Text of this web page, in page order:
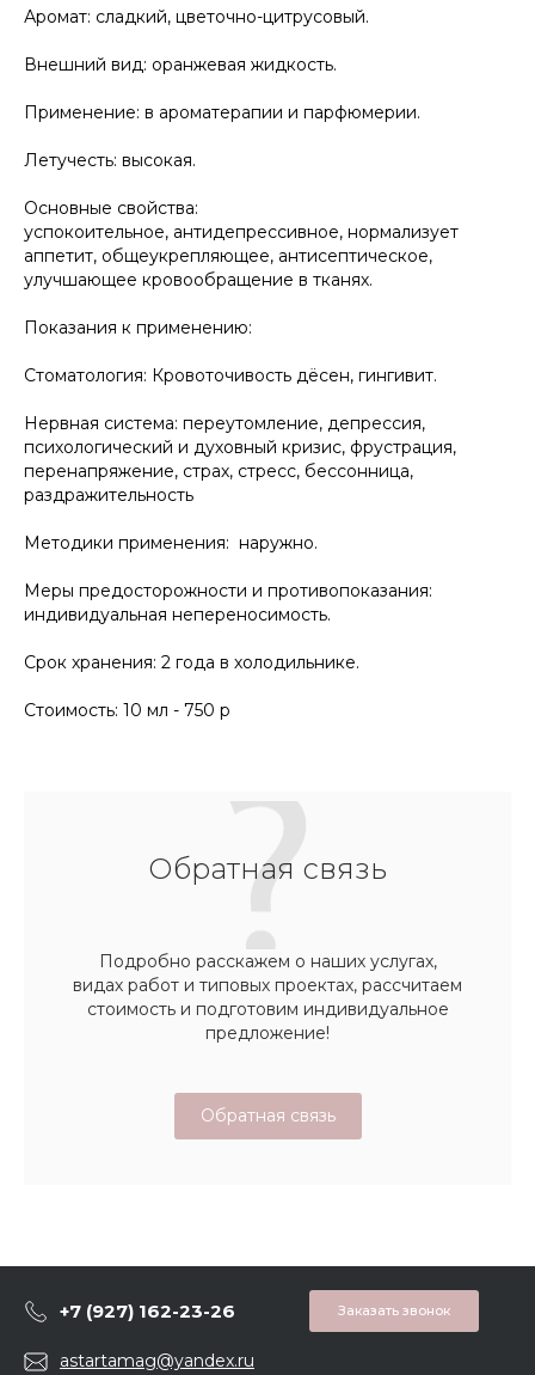
Аромат: сладкий, цветочно-цитрусовый.
Внешний вид: оранжевая жидкость.
Применение: в ароматерапии и парфюмерии.
Летучесть: высокая.
Основные свойства:
успокоительное, антидепрессивное, нормализует
аппетит, общеукрепляющее, антисептическое,
улучшающее кровообращение в тканях.
Показания к применению:
Стоматология: Кровоточивость дёсен, гингивит.
Нервная система: переутомление, депрессия,
психологический и духовный кризис, фрустрация,
перенапряжение, страх, стресс, бессонница,
раздражительность
Методики применения: наружно.
Меры предосторожности и противопоказания:
индивидуальная непереносимость.
Срок хранения: 2 года в холодильнике.
Стоимость: 10 мл - 750 р
Обратная связь
Подробно расскажем о наших услугах,
видах работ и типовых проектах, рассчитаем
стоимость и подготовим индивидуальное
предложение!
Обратная связь
+7 (927) 162-23-26 Заказать звонок
astartamag@yandex.ru